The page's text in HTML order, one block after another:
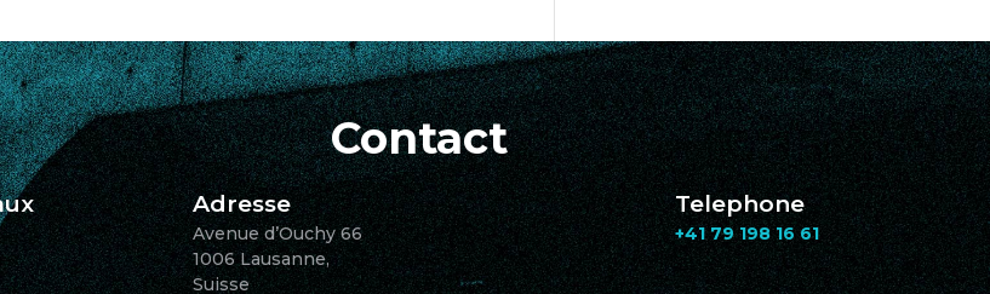
Contact
Adresse
Avenue d’Ouchy 66
1006 Lausanne,
Suisse
Telephone
+41 79 198 16 61